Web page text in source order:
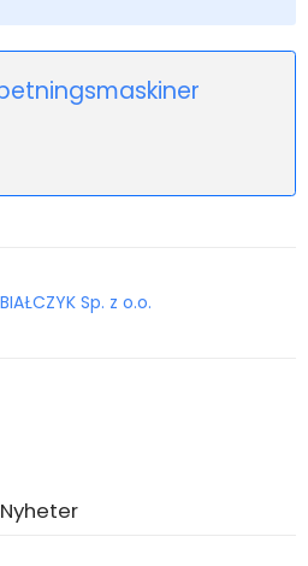
BIAŁCZYK Sp. z o.o.
Nyheter